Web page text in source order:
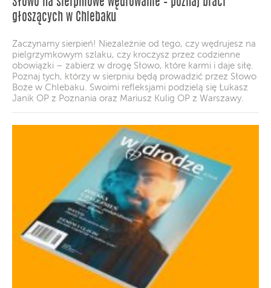
głoszących w Chlebaku
Zaczynamy sierpień! Niezależnie od tego, czy wędrujesz na
pielgrzymkowym szlaku, czy kroczysz przez codzienne
obowiązki – zabierz w drogę Słowo, które karmi i daje siłę.
Poznaj tych, którzy w sierpniu będą prowadzić przez Słowo
Boże w Chlebaku. Swoimi refleksjami podzielą się Łukasz
Janik OP z Poznania oraz Mariusz Kulig OP z Warszawy.